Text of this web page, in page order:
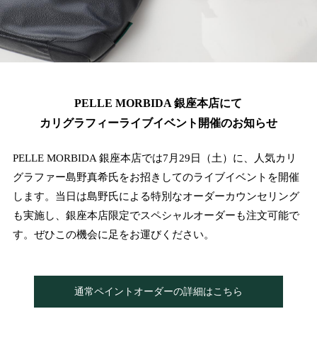
PELLE MORBIDA 銀座本店にて
カリグラフィーライブイベント開催のお知らせ
PELLE MORBIDA 銀座本店では7月29日（土）に、人気カリ
グラファー島野真希氏をお招きしてのライブイベントを開催
します。当日は島野氏による特別なオーダーカウンセリング
も実施し、銀座本店限定でスペシャルオーダーも注文可能で
す。ぜひこの機会に足をお運びください。
通常ペイントオーダーの詳細はこちら